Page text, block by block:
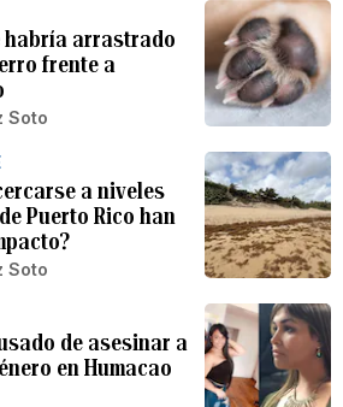
habría arrastrado
frente a
Soto
a niveles
Puerto Rico han
Soto
de asesinar a
en Humacao